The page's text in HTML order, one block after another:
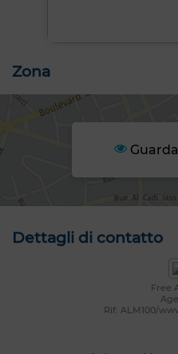
Zona
Dettagli di contatto
Free
Rif: ALM100/